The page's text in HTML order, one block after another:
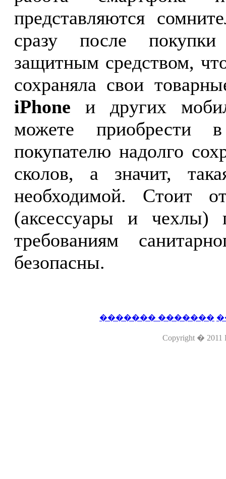
представляются
сразу после
защитным средством,
сохраняла свои
iPhone и других
можете приобрести
покупателю надолго
сколов, а значит,
необходимой. Стоит
(аксессуары и чехлы)
требованиям
безопасны.
������� �������
Copyright � 2011